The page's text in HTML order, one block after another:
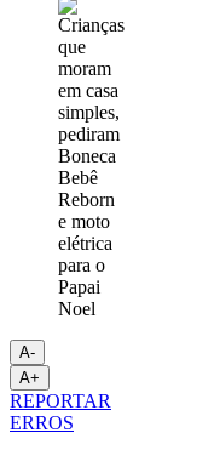
A-
A+
REPORTAR
ERROS